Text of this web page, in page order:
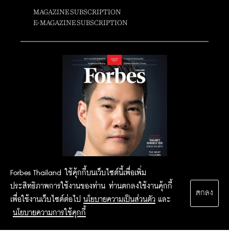
Forbes Thailand ใช้คุ้กกี้บนเว็บไซต์นี้เพื่อเพิ่ม
ประสิทธิภาพการใช้งานของท่าน ท่านตกลงใช้งานคุ้กกี้
เพื่อใช้งานเว็บไซต์ต่อไป นโยบายความเป็นส่วนตัว และ
นโยบายความการใช้คุกกี้
ตกลง
MAGAZINE SUBSCRIPTION
E-MAGAZINE SUBSCRIPTION
2015 Forbesthailand.com ALL RIGHTS RESERVED